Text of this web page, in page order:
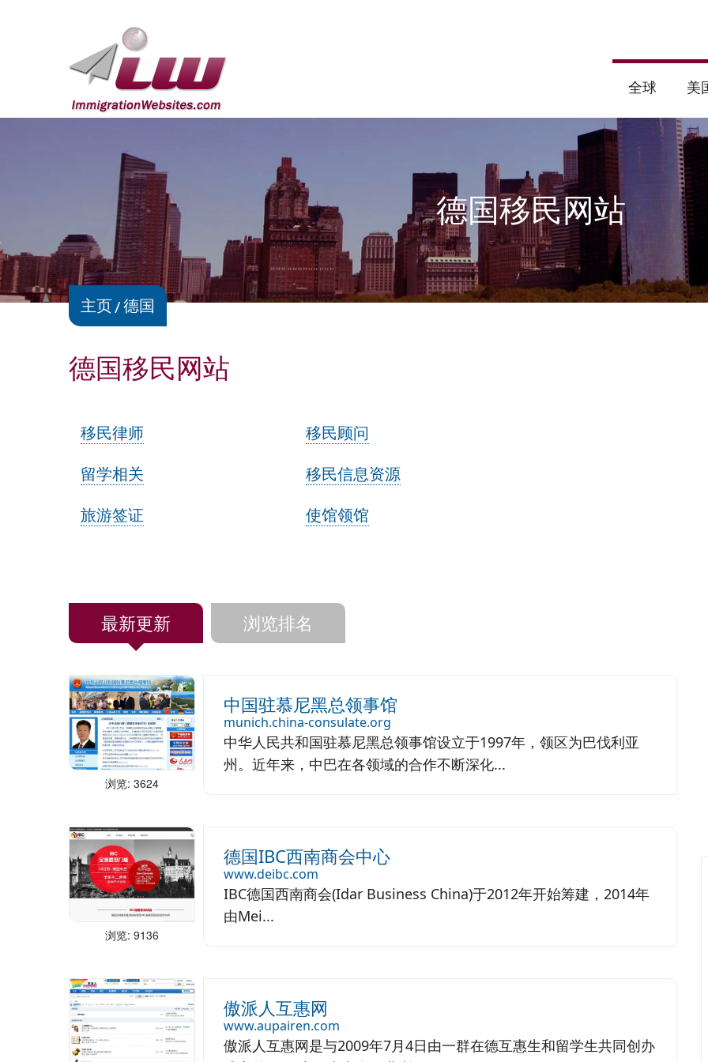
全球 美
德国移民网站
主页 德国
德国移民网站
移民律师
移民顾问
留学相关
移民信息资源
旅游签证
使馆领馆
最新更新 浏览排名
浏览: 3624
中国驻慕尼黑总领事馆
munich.china-consulate.org
中华人民共和国驻慕尼黑总领事馆设立于1997年，领区为巴伐利亚
州。近年来，中巴在各领域的合作不断深化...
浏览: 9136
德国IBC西南商会中心
www.deibc.com
IBC德国西南商会(Idar Business China)于2012年开始筹建，2014年
由Mei...
傲派人互惠网
www.aupairen.com
傲派人互惠网是与2009年7月4日由一群在德互惠生和留学生共同创办